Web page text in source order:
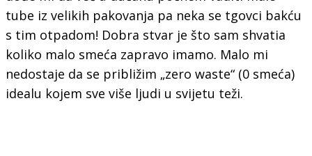
tube iz velikih pakovanja pa neka se tgovci bakću
s tim otpadom! Dobra stvar je što sam shvatia
koliko malo smeća zapravo imamo. Malo mi
nedostaje da se približim „zero waste“ (0 smeća)
idealu kojem sve više ljudi u svijetu teži.